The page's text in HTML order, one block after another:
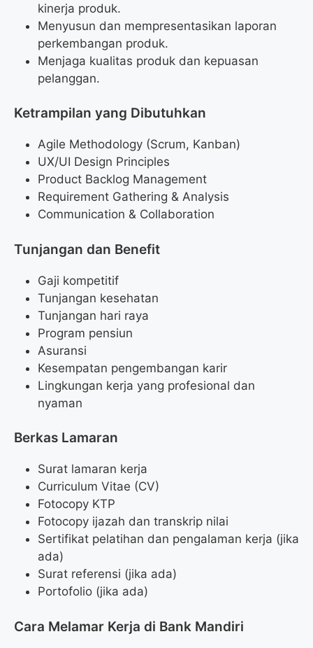
kinerja produk.
Menyusun dan mempresentasikan laporan
perkembangan produk.
Menjaga kualitas produk dan kepuasan
pelanggan.
Ketrampilan yang Dibutuhkan
Agile Methodology (Scrum, Kanban)
UX/UI Design Principles
Product Backlog Management
Requirement Gathering & Analysis
Communication & Collaboration
Tunjangan dan Benefit
Gaji kompetitif
Tunjangan kesehatan
Tunjangan hari raya
Program pensiun
Asuransi
Kesempatan pengembangan karir
Lingkungan kerja yang profesional dan
nyaman
Berkas Lamaran
Surat lamaran kerja
Curriculum Vitae (CV)
Fotocopy KTP
Fotocopy ijazah dan transkrip nilai
Sertifikat pelatihan dan pengalaman kerja (jika
ada)
Surat referensi (jika ada)
Portofolio (jika ada)
Cara Melamar Kerja di Bank Mandiri